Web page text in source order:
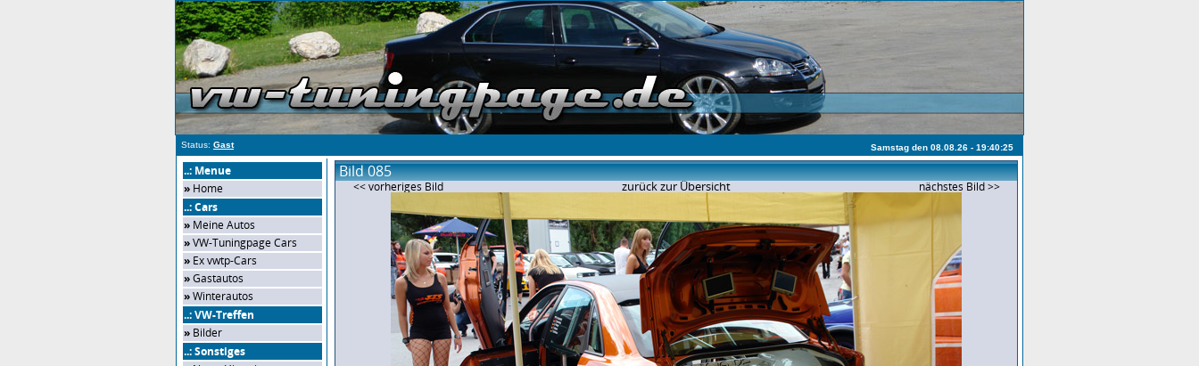
Status: Gast Samstag den 08.08.26 - 19:40:25
..: Menue
» Home
..: Cars
» Meine Autos
»VW-Tuningpage Cars
» Ex vwtp-Cars
»Gastautos
»Winterautos
..: VW-Treffen
» Bilder
..: Sonstiges
Bild 085
<< vorheriges Bild zurück zur Übersicht nächstes Bild >>